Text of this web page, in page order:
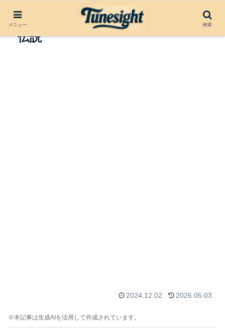
The Congos：ルーツ・レゲエの
伝説
2024.12.02 2026.05.03
※本記事は生成AIを活用して作成されています。
メニュー 検索